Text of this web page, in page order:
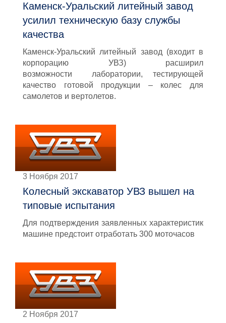
Каменск-Уральский литейный завод
усилил техническую базу службы
качества
Каменск-Уральский литейный завод (входит в
корпорацию УВЗ) расширил
возможности лаборатории, тестирующей
качество готовой продукции – колес для
самолетов и вертолетов.
3 Ноября 2017
Колесный экскаватор УВЗ вышел на
типовые испытания
Для подтверждения заявленных характеристик
машине предстоит отработать 300 моточасов
2 Ноября 2017